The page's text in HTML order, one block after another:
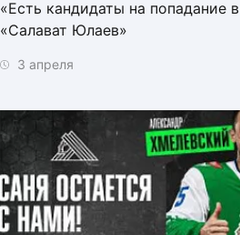
«Есть кандидаты на попадание в
«Салават Юлаев»
3 апреля